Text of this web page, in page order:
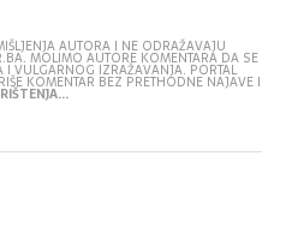
AUTORA I NE ODRAŽAVAJU
MOLIMO AUTORE KOMENTARA DA SE
VULGARNOG IZRAŽAVANJA. PORTAL
KOMENTAR BEZ PRETHODNE NAJAVE I